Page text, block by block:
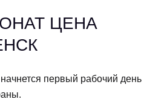
ЦЕНА
первый рабочий день